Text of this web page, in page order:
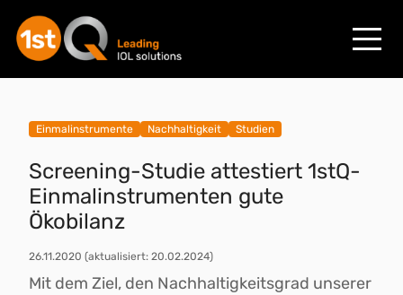
Einmalinstrumente Nachhaltigkeit Studien
Screening-Studie attestiert 1stQ-
Einmalinstrumenten gute
Ökobilanz
26.11.2020 (aktualisiert: 20.02.2024)
Mit dem Ziel, den Nachhaltigkeitsgrad unserer